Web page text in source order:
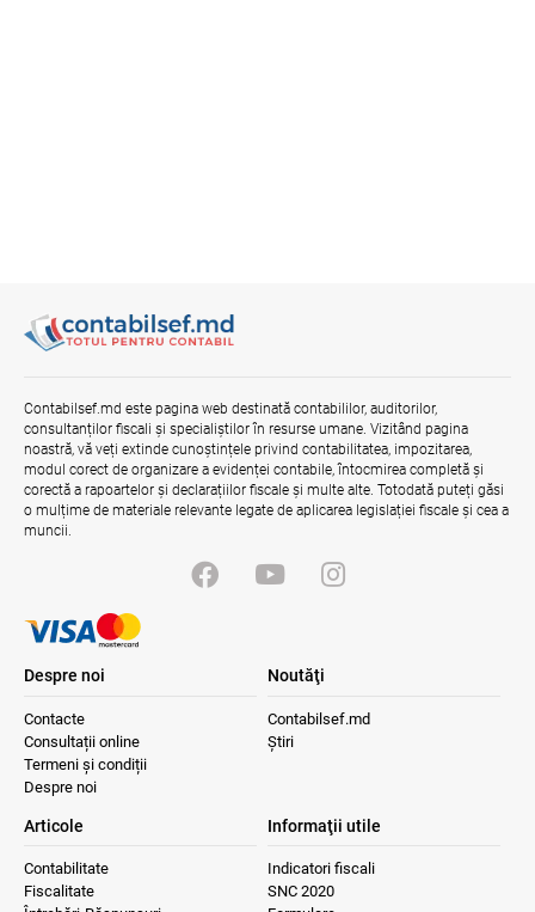
Contabilsef.md este pagina web destinată contabililor, auditorilor,
consultanților fiscali și specialiștilor în resurse umane. Vizitând pagina
noastră, vă veți extinde cunoștințele privind contabilitatea, impozitarea,
modul corect de organizare a evidenței contabile, întocmirea completă și
corectă a rapoartelor și declarațiilor fiscale și multe alte. Totodată puteți găsi
o mulțime de materiale relevante legate de aplicarea legislației fiscale și cea a
muncii.
Despre noi
Contacte
Consultații online
Termeni și condiții
Despre noi
Noutăţi
Contabilsef.md
Știri
Articole
Contabilitate
Fiscalitate
Informaţii utile
Indicatori fiscali
SNC 2020